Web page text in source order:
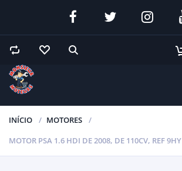
INÍCIO
MOTORES
MOTOR PSA 1.6 HDI DE 2008, DE 110CV, REF 9HY